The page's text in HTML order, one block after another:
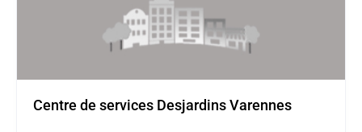
Centre de services Desjardins Varennes